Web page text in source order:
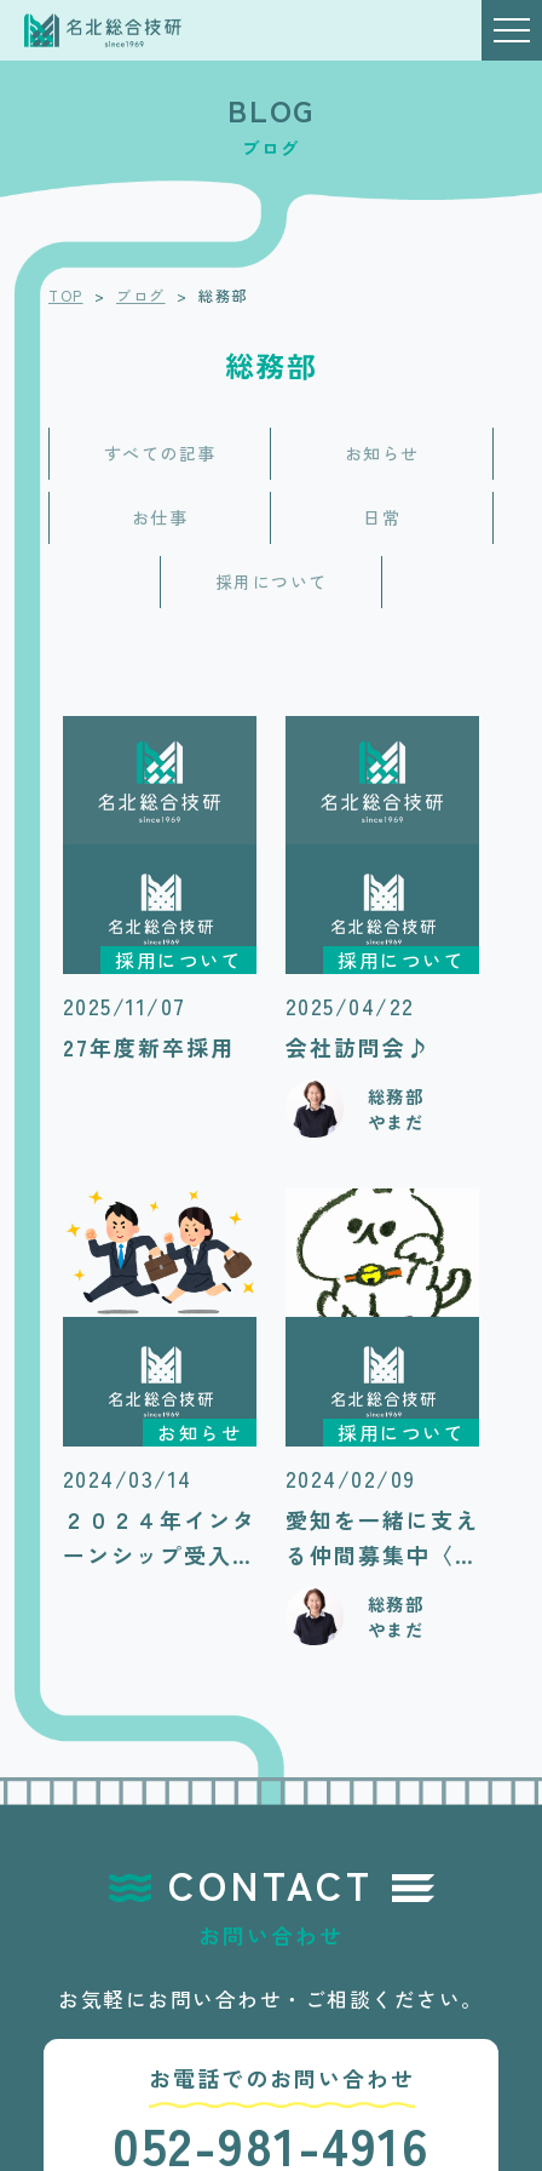
BLOG
ブログ
TOP > ブログ > 総務部
総務部
すべての記事 お知らせ
お仕事 日常
採用について
採用について
2025/11/07
27年度新卒採用
採用について
2025/04/22
会社訪問会♪
総務部
やまだ
お知らせ
2024/03/14
２０２４年インタ
ーンシップ受入の
採用について
2024/02/09
愛知を一緒に支え
る仲間募集中〈中
途採用〉総務部
やまだ
CONTACT
お問い合わせ
お気軽にお問い合わせ・ご相談ください。
お電話でのお問い合わせ
052-981-4916